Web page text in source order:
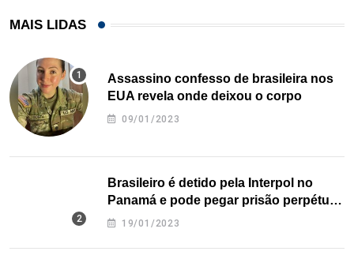
MAIS LIDAS
Assassino confesso de brasileira nos
EUA revela onde deixou o corpo
09/01/2023
Brasileiro é detido pela Interpol no
Panamá e pode pegar prisão perpétua
nos EUA
19/01/2023